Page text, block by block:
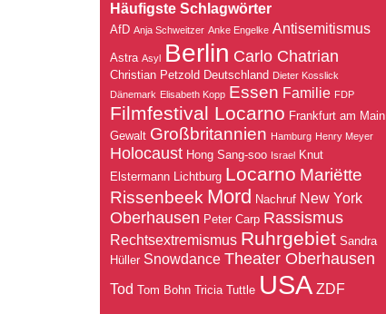
Häufigste Schlagwörter
AfD Anja Schweitzer Anke Engelke Antisemitismus
Astra Asyl Berlin Carlo Chatrian
Christian Petzold Deutschland Dieter Kosslick
Dänemark Elisabeth Kopp Essen Familie FDP
Filmfestival Locarno Frankfurt am Main
Gewalt Großbritannien Hamburg Henry Meyer
Holocaust Hong Sang-soo Israel Knut
Elstermann Lichtburg Locarno Mariëtte
Rissenbeek Mord Nachruf New York
Oberhausen Peter Carp Rassismus
Rechtsextremismus Ruhrgebiet Sandra
Hüller Snowdance Theater Oberhausen
Tod Tom Bohn Tricia Tuttle USA ZDF